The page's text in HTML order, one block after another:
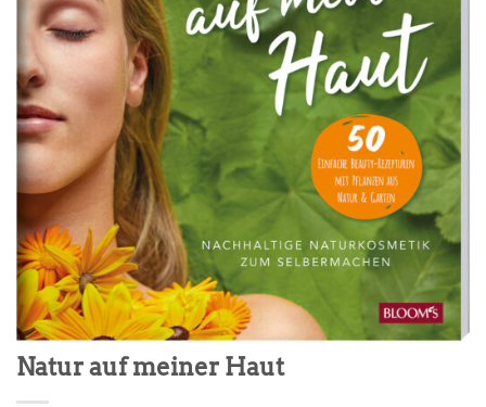
Natur auf meiner Haut